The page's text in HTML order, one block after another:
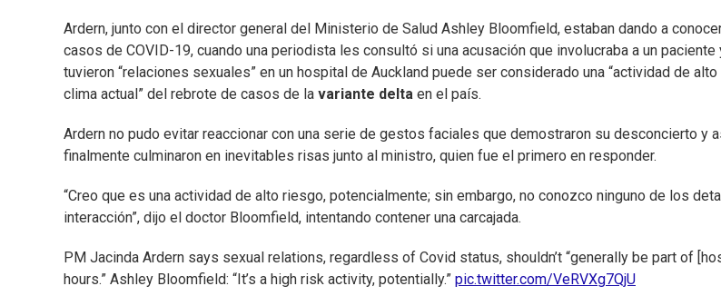
Ardern, junto con el director general del Ministerio de Salud Ashley Bloomfield, estaban dando a
casos de COVID-19, cuando una periodista les consultó si una acusación que involucraba a un paciente
tuvieron “relaciones sexuales” en un hospital de Auckland puede ser considerado una “actividad de alto
clima actual” del rebrote de casos de la variante delta en el país.
Ardern no pudo evitar reaccionar con una serie de gestos faciales que demostraron su desconcierto y
finalmente culminaron en inevitables risas junto al ministro, quien fue el primero en responder.
“Creo que es una actividad de alto riesgo, potencialmente; sin embargo, no conozco ninguno de los
interacción”, dijo el doctor Bloomfield, intentando contener una carcajada.
PM Jacinda Ardern says sexual relations, regardless of Covid status, shouldn’t “generally be part of
hours.” Ashley Bloomfield: “It’s a high risk activity, potentially.” pic.twitter.com/VeRVXg7QjU